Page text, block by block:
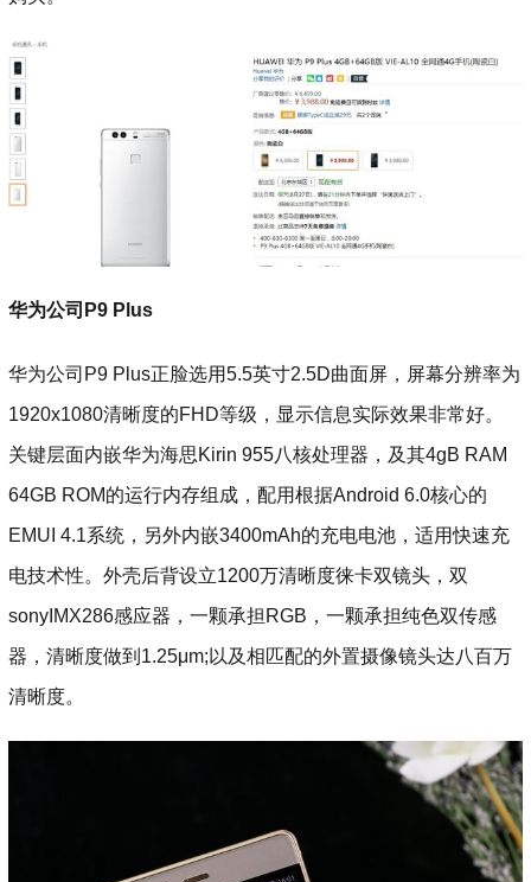
华为公司P9 Plus
华为公司P9 Plus正脸选用5.5英寸2.5D曲面屏，屏幕分辨率为
1920x1080清晰度的FHD等级，显示信息实际效果非常好。
关键层面内嵌华为海思Kirin 955八核处理器，及其4gB RAM
64GB ROM的运行内存组成，配用根据Android 6.0核心的
EMUI 4.1系统，另外内嵌3400mAh的充电电池，适用快速充
电技术性。外壳后背设立1200万清晰度徕卡双镜头，双
sonyIMX286感应器，一颗承担RGB，一颗承担纯色双传感
器，清晰度做到1.25μm;以及相匹配的外置摄像镜头达八百万
清晰度。